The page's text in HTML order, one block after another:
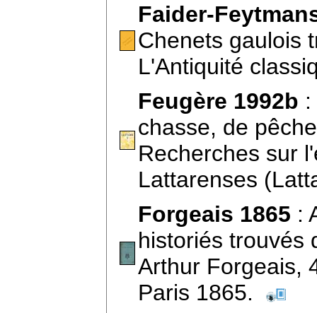
Faider-
Chenets gaulois
L'Antiquité
Feugère 1992b
chasse, de
Recherches sur
Lattarenses
Forgeais 1865 :
historiés trouvés
Arthur Forgeais,
Paris 1865.